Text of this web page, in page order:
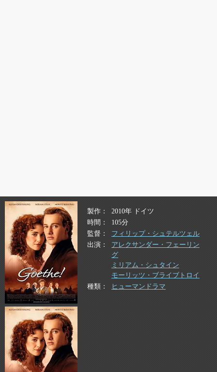
製作
2010年 ドイツ
時間
105分
監督
フィリップ・シュテルツェル
出演
アレクサンダー・フェーリン
グ
ミリアム・シュタイン
モーリッツ・ブライブトロイ
種類
ヒューマンドラマ